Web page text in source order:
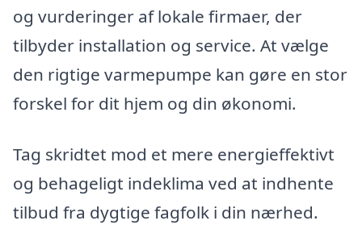
og vurderinger af lokale firmaer, der
tilbyder installation og service. At vælge
den rigtige varmepumpe kan gøre en stor
forskel for dit hjem og din økonomi.
Tag skridtet mod et mere energieffektivt
og behageligt indeklima ved at indhente
tilbud fra dygtige fagfolk i din nærhed.